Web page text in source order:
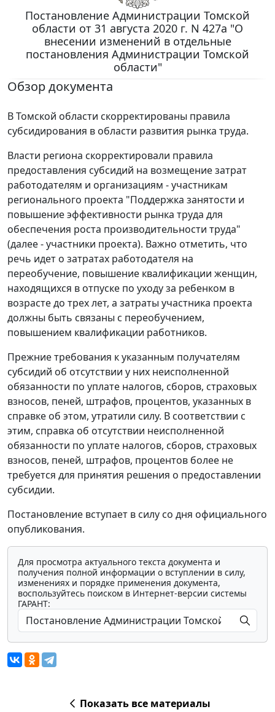
Постановление Администрации Томской
области от 31 августа 2020 г. N 427а "О
внесении изменений в отдельные
постановления Администрации Томской
области"
Обзор документа
В Томской области скорректированы правила
субсидирования в области развития рынка труда.
Власти региона скорректировали правила
предоставления субсидий на возмещение затрат
работодателям и организациям - участникам
регионального проекта "Поддержка занятости и
повышение эффективности рынка труда для
обеспечения роста производительности труда"
(далее - участники проекта). Важно отметить, что
речь идет о затратах работодателя на
переобучение, повышение квалификации женщин,
находящихся в отпуске по уходу за ребенком в
возрасте до трех лет, а затраты участника проекта
должны быть связаны с переобучением,
повышением квалификации работников.
Прежние требования к указанным получателям
субсидий об отсутствии у них неисполненной
обязанности по уплате налогов, сборов, страховых
взносов, пеней, штрафов, процентов, указанных в
справке об этом, утратили силу. В соответствии с
этим, справка об отсутствии неисполненной
обязанности по уплате налогов, сборов, страховых
взносов, пеней, штрафов, процентов более не
требуется для принятия решения о предоставлении
субсидии.
Постановление вступает в силу со дня официального
опубликования.
Для просмотра актуального текста документа и
получения полной информации о вступлении в силу,
изменениях и порядке применения документа,
воспользуйтесь поиском в Интернет-версии системы
ГАРАНТ:
Показать все материалы